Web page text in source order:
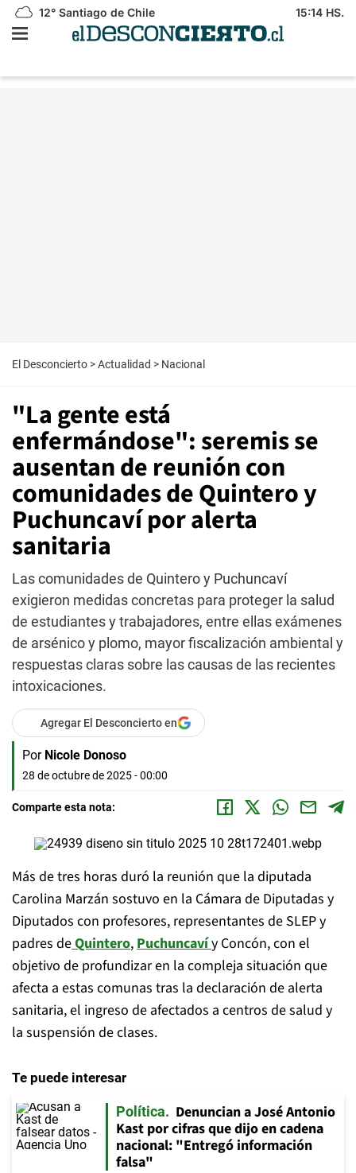
12° Santiago de Chile 15:14 HS.
El Desconcierto >Actualidad > Nacional
"La gente está
enfermándose": seremis se
ausentan de reunión con
comunidades de Quintero y
Puchuncaví por alerta
sanitaria
Las comunidades de Quintero y Puchuncaví
exigieron medidas concretas para proteger la salud
de estudiantes y trabajadores, entre ellas exámenes
de arsénico y plomo, mayor fiscalización ambiental y
respuestas claras sobre las causas de las recientes
intoxicaciones.
Agregar El Desconcierto en
Por Nicole Donoso
28 de octubre de 2025 - 00:00
Comparte esta nota:
Más de tres horas duró la reunión que la diputada
Carolina Marzán sostuvo en la Cámara de Diputadas y
Diputados con profesores, representantes de SLEP y
padres deQuintero,Puchuncavíy Concón, con el
objetivo de profundizar en la compleja situación que
afecta a estas comunas tras la declaración de alerta
sanitaria, el ingreso de afectados a centros de salud y
la suspensión de clases.
Te puede interesar
Política
Denuncian a José Antonio
Kast por cifras que dijo en cadena
nacional: "Entregó información
falsa"